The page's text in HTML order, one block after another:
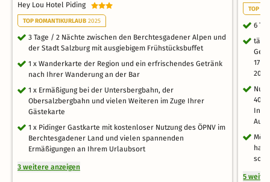
Hey Lou Hotel Piding
TOP ROMANTIKURLAUB 2025
3 Tage / 2 Nächte zwischen den Berchtesgadener Alpen und
der Stadt Salzburg mit ausgiebigem Frühstücksbuffet
1 x Wanderkarte der Region und ein erfrischendes Getränk
nach Ihrer Wanderung an der Bar
1 x Ermäßigung bei der Untersbergbahn, der
Obersalzbergbahn und vielen Weiteren im Zuge Ihrer
Gästekarte
1 x Pidinger Gastkarte mit kostenloser Nutzung des ÖPNV im
Berchtesgadener Land und vielen spannenden
Ermäßigungen an Ihrem Urlaubsort
3 weitere anzeigen
TOP
6
17
5